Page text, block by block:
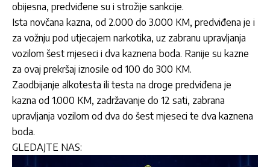
obijesna, predviđene su i strožije sankcije.
Ista novčana kazna, od 2.000 do 3.000 KM, predviđena je i
za vožnju pod utjecajem narkotika, uz zabranu upravljanja
vozilom šest mjeseci i dva kaznena boda. Ranije su kazne
za ovaj prekršaj iznosile od 100 do 300 KM.
Zaodbijanje alkotesta ili testa na droge predviđena je
kazna od 1.000 KM, zadržavanje do 12 sati, zabrana
upravljanja vozilom od dva do šest mjeseci te dva kaznena
boda.
GLEDAJTE NAS: